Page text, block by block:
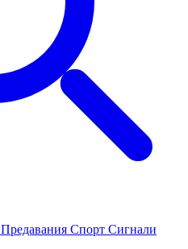
Предавания Спорт Сигнали